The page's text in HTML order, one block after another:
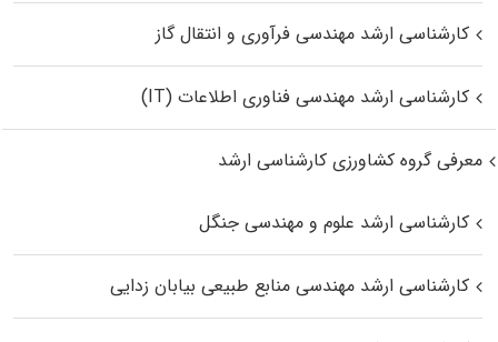
کارشناسی ارشد مهندسی فرآوری و انتقال گاز
کارشناسی ارشد مهندسی فناوری اطلاعات (IT)
معرفی گروه کشاورزی کارشناسی ارشد
کارشناسی ارشد علوم و مهندسی جنگل
کارشناسی ارشد مهندسی منابع طبیعی بیابان زدایی